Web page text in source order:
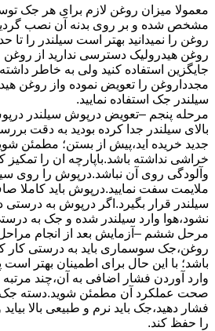
معمولا میزان روغن لازم برای هر جک
مشخص شده و بر روی بدنه آن نصب
روغن را نمیدانید بهتر است سیلندر را تا
جایگزین استفاده کنید ولی به خاطر
مجدداروغن را تعویض نموده واز روغن
سیلندر جک استفاده نمایید.
مرحله پنجم –تعویض درپوش سیلندر
بالای سیلندر جدا کرده بودید به دقت
جدید خریده اید،پیش از بستن؛ مطمئن
خراشی نداشته باشد.باپارچه ان را تمکیز
وآلودگی روی آن نباشد.درپوش را روی
ملایمت سفت نمایید.درپوش باید
سیلندر قرار بگیرد.اگر درپوش به درستی
نشود،هوا وارد سیلندر شده و جک به
مرحل ششم –آزمایش بعد از انجام
روغن،جک سوسماری باید به درستی کار
باشد؛ با این حال برای اطمینان بهتر
وارد آوردن فشار اضافی به آن،چند
صحت عملکرد آن مطمئن شوید.دسته جک
فشار دهید،جک باید نرم و طبیعی بالا
را حفظ کند.